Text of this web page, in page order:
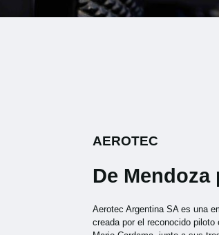
AEROTEC
De
Aerotec Argentina SA es una
creada por el reconocido